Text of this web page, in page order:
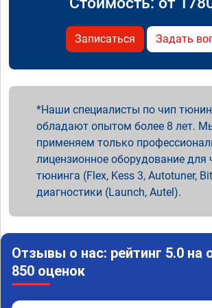
Записаться Задать
Наши специалисты по чип
обладают опытом более 8 лет.
применяем только
лицензионное оборудование для
тюнинга (Flex, Kess 3, Autotuner,
диагностики (Launch, Autel).
Отзывы о нас: рейтинг 5.0 на
850 оценок